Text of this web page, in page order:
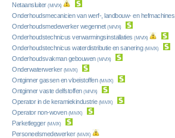
Netaansluiter (M/V/X)
Onderhoudsmecanicien van werf-, landbouw- en hefmachines
Onderhoudsmedewerker wegennet (M/V/X)
Onderhoudstechnicus verwarmingsinstallaties (M/V/X)
Onderhoudstechnicus waterdistributie en sanering (M/V/X)
Onderhoudsvakman gebouwen (M/V/X)
Onderwaterwerker (M/V/X)
Ontginner gassen en vloeistoffen (M/V/X)
Ontginner vaste delfstoffen (M/V/X)
Operator in de keramiekindustrie (M/V/X)
Operator non-woven (M/V/X)
Parketlegger (M/V/X)
Personeelsmedewerker (M/V/X)